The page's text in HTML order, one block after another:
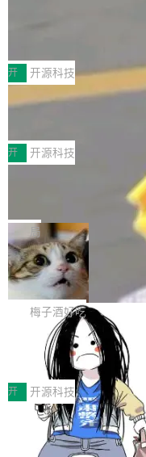
MPComm将作为一种传输
ENT，实现零拷贝传输性
传输性能最高提升5倍。
于自研UCL-Engine通信
持续开源更多基于UCL-
件。 腾讯网平团队在
个独立于业务线程的全局
型案例入选名单》，深信
开源 AI 编程平台 CoStrict
创新与落地成效成功入选
助力企业AI研发安全落地
经开始引入 AI Coding 工
型或企业内部部署模型提
Coding 从个人辅助工具
级应用，企业在规模化落
可控性和代码质量提出了
安全与合规要求。对于大
有云模型能够满足快速试
但对于金融、能源、医疗
开 开源科技
深信服AI算力网关入选
前不久，工业和信息化部
智能应用典型案例名单》
各领域的应用成果，覆盖
产品应用、支撑保障、专
AI算力网关（AI创新平台
各业的Agent走向规模化
渐丰富，用户关注的重点
让AI用起来，还要进一步
Token花在哪里、算力是
续增长的AI成本该如何优
正是围绕这些实际问题，
理两个方面，让用户的每
得住、用得稳、省得下、
始，Token使用一目...
开 开源科技
Jeff Dean 离开
束，一个实验室的开始
Google 员工编号 20。
Bigtable 作者之一。
Gemini 的架构师。
ean 在 Google 工作了 27
不是一个人走。一同离开
wat（Google 员工编号
年的编程搭档，
作者）、Quoc Le（
q2Seq 和 DocAI 的共同
yals（Gemini 联合负责人
局
🔥 SolonCode
字体可调、22 种语言、
打开终端就能上岗的全中
把「看得清、用母语、记
齐。 SolonCode 是什么
耳科技研发的企业级终
中文驱动的数字员工，自
骤、编写代码。不挑模型
装完即用。 开源地址：
b 安装 支持 Java 8+（
x / Windows / Harmony
梅子酒好吃
让“代码语义理解”深度
价值潜能：华为云码道
代码仓技术解析
一、代码仓深度理解技术
程实践中，代码仓是企业
体。企业级代码仓库通常
个文件，其规模远超单次
文窗口。随着项目规模的
开 开源科技